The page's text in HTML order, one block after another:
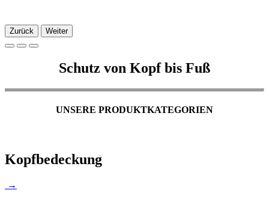
Zurück Weiter
Schutz von Kopf bis Fuß
UNSERE PRODUKTKATEGORIEN
Kopfbedeckung
→